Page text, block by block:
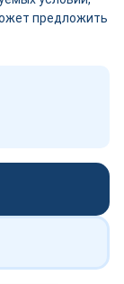
предложить